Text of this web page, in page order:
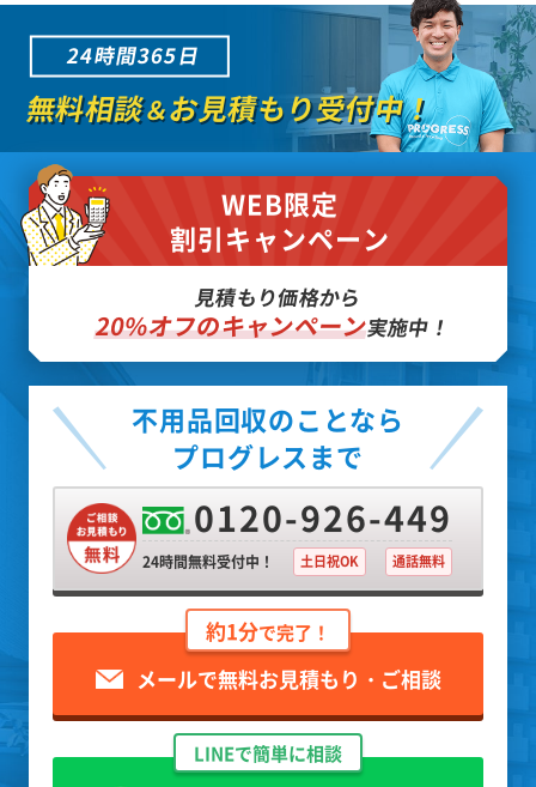
24時間365日
無料相談＆お見積もり受付中！
WEB限定
割引キャンペーン
見積もり価格から
20%オフのキャンペーン実施中！
不用品回収のことなら
プログレスまで
0120-926-449
24時間無料受付中！ 土日祝OK 通話無料
約1分で完了！
メールで無料お見積もり・ご相談
LINEで簡単に相談